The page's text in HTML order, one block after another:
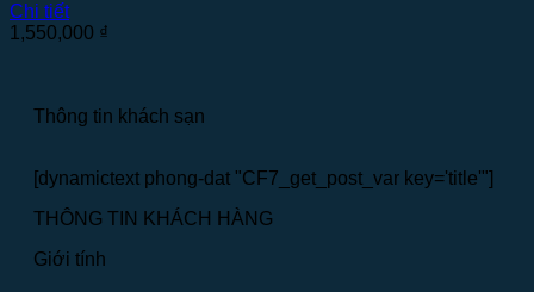
Chi tiết
1,550,000 ₫
Thông tin khách sạn
[dynamictext phong-dat "CF7_get_post_var key='title'"]
THÔNG TIN KHÁCH HÀNG
Giới tính